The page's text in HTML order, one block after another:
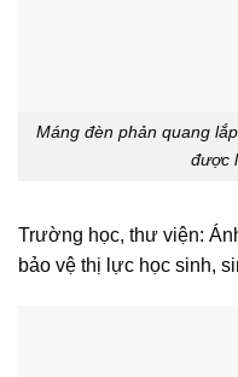
Máng đèn phản quang
được
Trường học, thư viện:
bảo vệ thị lực học sinh,